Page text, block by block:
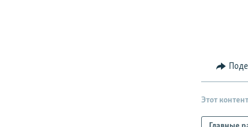
Этот